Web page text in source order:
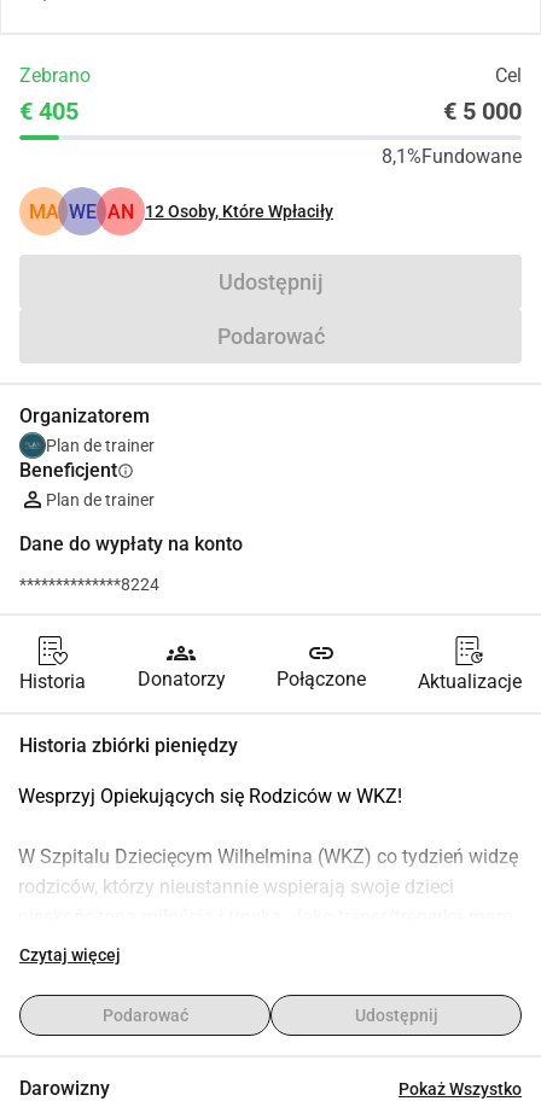
Zebrano Cel
€ 405 € 5 000
8,1%Fundowane
MA WE AN 12Osoby, Które Wpłaciły
Udostępnij
Podarować
Organizatorem
Plan de trainer
Beneficjentinfo
Plan de trainer
Dane do wypłaty na konto
**************8224
Historia
groups
Donatorzy
link
Połączone Aktualizacje
Historia zbiórki pieniędzy
Wesprzyj Opiekujących się Rodziców w WKZ!
W Szpitalu Dziecięcym Wilhelmina (WKZ) co tydzień widzę
rodziców, którzy nieustannie wspierają swoje dzieci
przywilej zapewnić im chwilę odpoczynku i ruchu. Co
godzinę sportu. Chwila na odetchnięcie i zadbanie o
własne zdrowie.
Czytaj więcej
Podarować Udostępnij
Darowizny Pokaż Wszystko